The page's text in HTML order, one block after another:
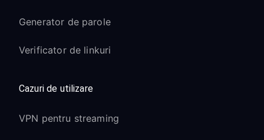
Generator de parole
Verificator de linkuri
Cazuri de utilizare
VPN pentru streaming